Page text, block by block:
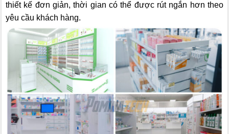
thiết kế đơn giản, thời gian có thể được rút ngắn hơn theo
yêu cầu khách hàng.